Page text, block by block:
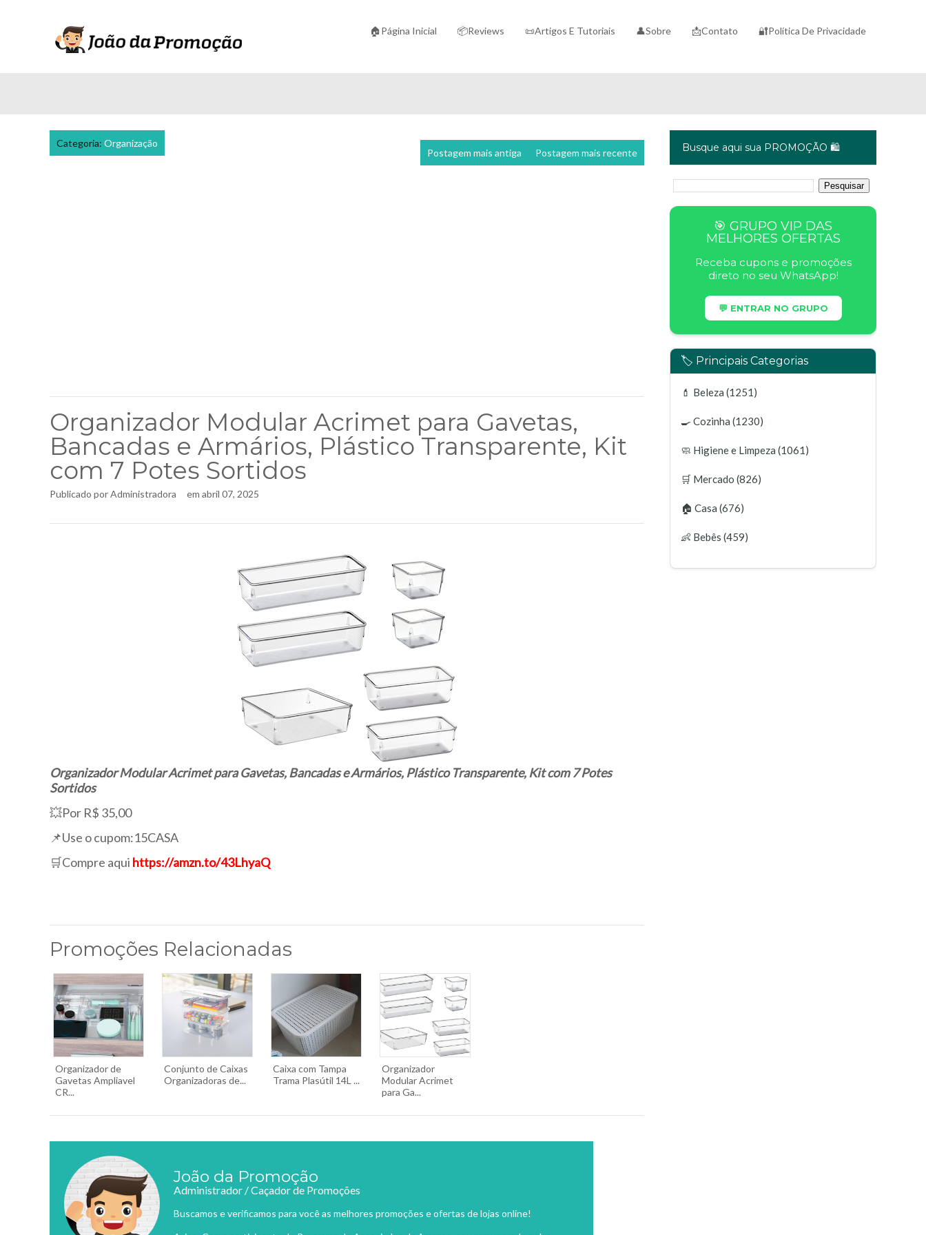
🏠Página Inicial 📦Reviews 📜Artigos E Tutoriais 👤Sobre 📩Contato 🔐Política De Privacidade
Categoria: Organização
Postagem mais recente
Postagem mais antiga
Organizador Modular Acrimet para Gavetas,
Bancadas e Armários, Plástico Transparente, Kit
com 7 Potes Sortidos
Publicado porAdministradora em abril 07, 2025
Organizador Modular Acrimet para Gavetas, Bancadas e Armários, Plástico Transparente, Kit com 7 Potes
Sortidos
💥Por R$ 35,00
📌Use o cupom:15CASA
🛒Compre aqui https://amzn.to/43LhyaQ
Promoções Relacionadas
Organizador de
Gavetas Ampliavel
CR...
Conjunto de Caixas
Organizadoras de...
Caixa com Tampa
Trama Plasútil 14L ...
Organizador
Modular Acrimet
para Ga...
João da Promoção
Administrador / Caçador de Promoções
Buscamos e verificamos para você as melhores promoções e ofertas de lojas online!
Busque aqui sua PROMOÇÃO 🛍️
🎯 GRUPO VIP DAS
MELHORES OFERTAS
Receba cupons e promoções
direto no seu WhatsApp!
💬 ENTRAR NO GRUPO
🏷️ Principais Categorias
💄 Beleza (1251)
🍳 Cozinha (1230)
🧼 Higiene e Limpeza (1061)
🛒 Mercado (826)
🏠 Casa (676)
👶 Bebês (459)